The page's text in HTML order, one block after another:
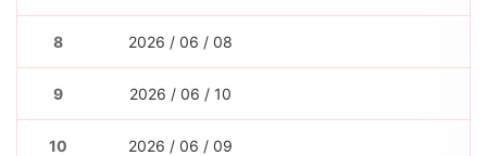
8 2026 / 06 / 08
9 2026 / 06 / 10
10 2026 / 06 / 09